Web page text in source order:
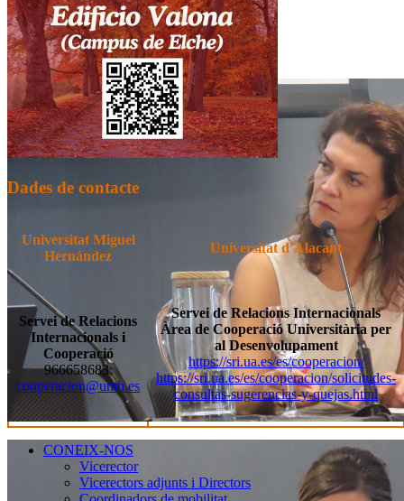
Dades de contacte
Universitat Miguel
Hernández
Universitatd’Alacant
Servei de Relacions
Internacionals i
Cooperació
966658683;
cooperacion@umh.es
Servei de Relacions Internacionals
Àrea de Cooperació Universitària per
al Desenvolupament
https://sri.ua.es/es/cooperacion/
https://sri.ua.es/es/cooperacion/solicitudes-
consultas-sugerencias-y-quejas.html
CONEIX-NOS
CONEIX-
NOS
Vicerector
Vicerectors adjunts i Directors